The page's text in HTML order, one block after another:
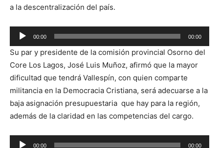
a la descentralización del país.
Reproductor
de
audio
00:00 00:00
Su par y presidente de la comisión provincial Osorno del
Core Los Lagos, José Luis Muñoz, afirmó que la mayor
dificultad que tendrá Vallespín, con quien comparte
militancia en la Democracia Cristiana, será adecuarse a la
baja asignación presupuestaria que hay para la región,
además de la claridad en las competencias del cargo.
Reproductor
00:00 00:00